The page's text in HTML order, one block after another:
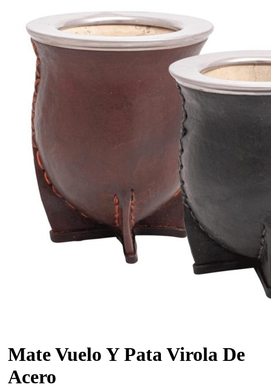
Mate Vuelo Y Pata Virola De
Acero